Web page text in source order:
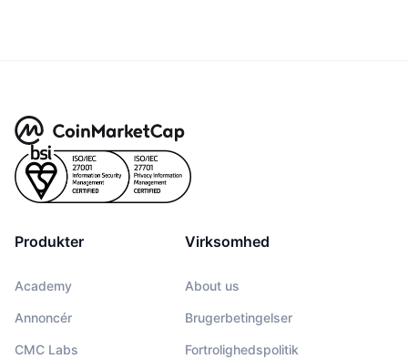
Produkter
Academy
Annoncér
CMC Labs
Virksomhed
About us
Brugerbetingelser
Fortrolighedspolitik